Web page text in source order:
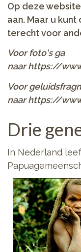
Op deze
aan. Maar u
terecht voor
Voor foto's ga
naar https://
Voor
naar https://
Drie
In Nederland